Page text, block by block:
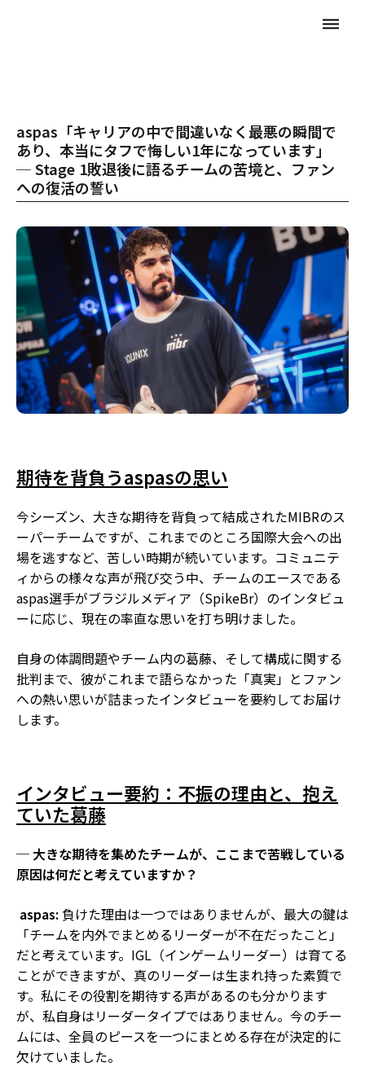
dehaze
aspas「キャリアの中で間違いなく最悪の瞬間で
あり、本当にタフで悔しい1年になっています」
─ Stage 1敗退後に語るチームの苦境と、ファン
への復活の誓い
期待を背負うaspasの思い
今シーズン、大きな期待を背負って結成されたMIBRのス
ーパーチームですが、これまでのところ国際大会への出
場を逃すなど、苦しい時期が続いています。コミュニテ
ィからの様々な声が飛び交う中、チームのエースである
aspas選手がブラジルメディア（SpikeBr）のインタビュ
ーに応じ、現在の率直な思いを打ち明けました。
自身の体調問題やチーム内の葛藤、そして構成に関する
批判まで、彼がこれまで語らなかった「真実」とファン
への熱い思いが詰まったインタビューを要約してお届け
します。
インタビュー要約：不振の理由と、抱え
ていた葛藤
─ 大きな期待を集めたチームが、ここまで苦戦している
原因は何だと考えていますか？
aspas: 負けた理由は一つではありませんが、最大の鍵は
「チームを内外でまとめるリーダーが不在だったこと」
だと考えています。IGL（インゲームリーダー）は育てる
ことができますが、真のリーダーは生まれ持った素質で
す。私にその役割を期待する声があるのも分かります
が、私自身はリーダータイプではありません。今のチー
ムには、全員のピースを一つにまとめる存在が決定的に
欠けていました。